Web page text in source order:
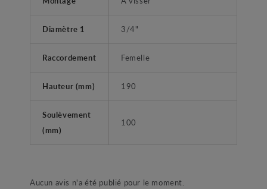
Diamètre 1 3/4"
Raccordement Femelle
Hauteur (mm) 190
Soulèvement
(mm)
100
Aucun avis n'a été publié pour le moment.